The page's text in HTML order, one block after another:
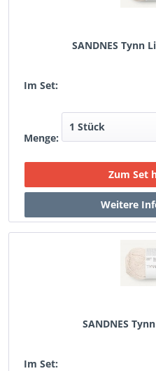
SANDNES Tynn
Im Set:
Menge:
SANDNES
Im Set: